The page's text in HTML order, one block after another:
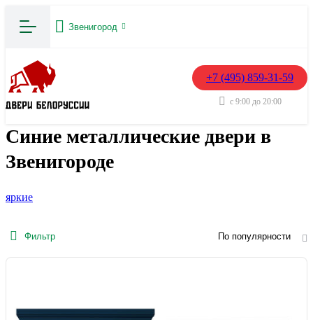
Звенигород
+7 (495) 859-31-59
с 9:00 до 20:00
Синие металлические двери в
Звенигороде
яркие
Фильтр По популярности